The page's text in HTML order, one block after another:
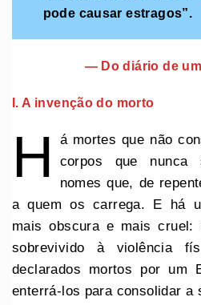
pode causar estragos”.
— Do diário de
I. A invenção do morto
H
á mortes que não
corpos que nunca
nomes que, de
a quem os carrega. E há
mais obscura e mais cruel:
sobrevivido à violência
declarados mortos por um
enterrá-los para consolidar a